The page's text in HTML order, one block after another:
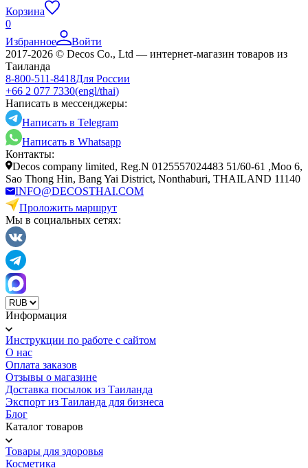
Корзина
0
Избранное
Войти
2017-2026 © Decos Co., Ltd — интернет-магазин товаров из
Таиланда
8-800-511-8418Для России
+66 2 077 7330(engl/thai)
Написать в мессенджеры:
Написать в Telegram
Написать в Whatsapp
Контакты:
Decos company limited, Reg.N 0125557024483 51/60-61 ,Moo 6,
Sao Thong Hin, Bang Yai District, Nonthaburi, THAILAND 11140
INFO@DECOSTHAI.COM
Проложить маршрут
Мы в социальных сетях:
Информация
Инструкции по работе с сайтом
О нас
Оплата заказов
Отзывы о магазине
Доставка посылок из Таиланда
Экспорт из Таиланда для бизнеса
Блог
Каталог товаров
Товары для здоровья
Косметика